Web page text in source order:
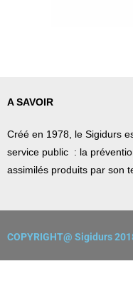
A SAVOIR
Créé en 1978, le Sigidurs
service public : la
assimilés produits par son
COPYRIGHT@ Sigidurs